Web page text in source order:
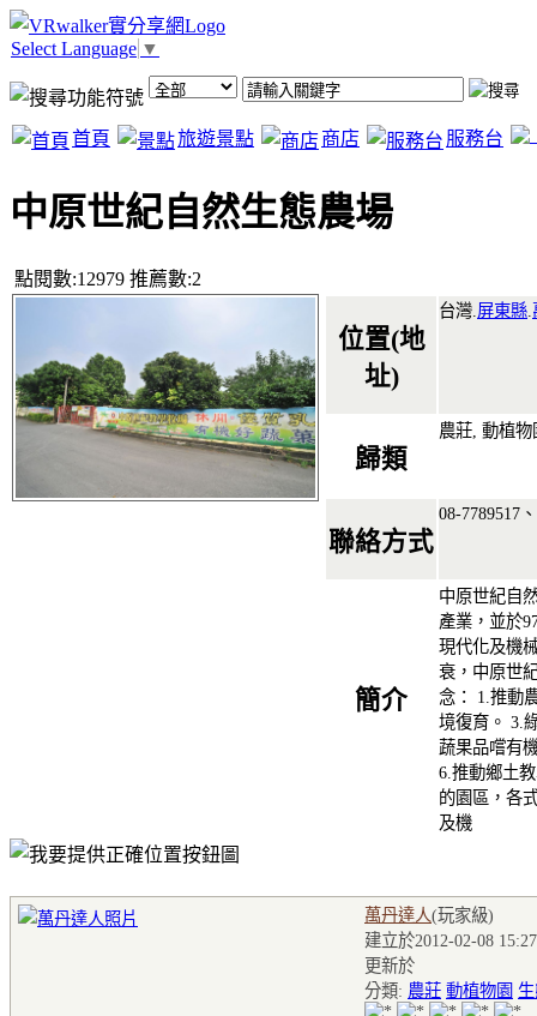
Select Language ▼
首頁 旅遊景點 商店 服務台
中原世紀自然生態農場
點閱數:12979 推薦數:2
位置(地
址)
台灣. 屏東縣
歸類
農莊, 動植物
聯絡方式
08-7789517
簡介
中原世紀自
產業，並於
現代化及機
衰，中原世
念： 1.推動
境復育。 3.
蔬果品嚐有
6.推動鄉土
的園區，各
及機
萬丹達人(玩家級)
建立於2012-02-08
更新於
分類: 農莊 動植物園